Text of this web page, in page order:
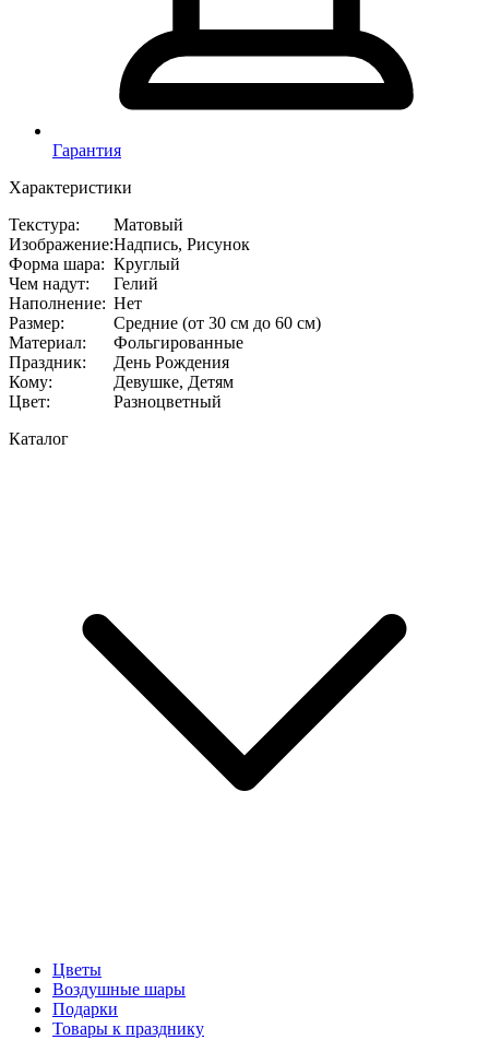
Гарантия
Характеристики
Текстура:
Матовый
Изображение:Надпись, Рисунок
Форма шара: Круглый
Чем надут:
Гелий
Наполнение: Нет
Размер:
Средние (от 30 см до 60 см)
Материал:
Фольгированные
Праздник:
День Рождения
Кому:
Девушке, Детям
Цвет:
Разноцветный
Каталог
Цветы
Воздушные шары
Подарки
Товары к празднику